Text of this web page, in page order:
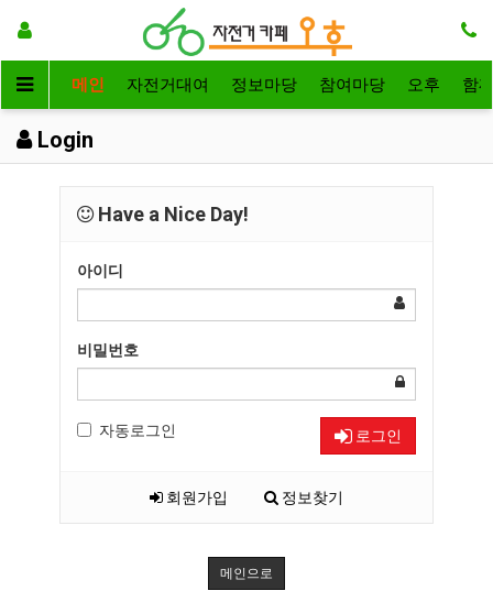
메인 자전거대여 정보마당 참여마당 오후 함
Login
Have a Nice Day!
아이디
비밀번호
자동로그인 로그인
회원가입 정보찾기
메인으로